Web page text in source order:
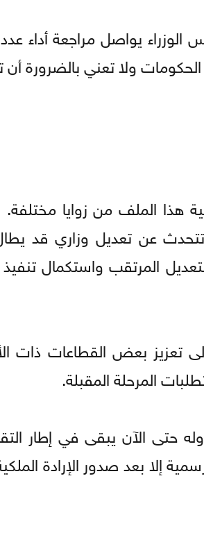
يواصل مراجعة أداء
ولا تعني بالضرورة أن
هذا الملف من زوايا
عن تعديل وزاري قد
المرتقب واستكمال تنفيذ
بعض القطاعات ذات
المرحلة المقبلة.
حتى الآن يبقى في إطار
إلا بعد صدور الإرادة